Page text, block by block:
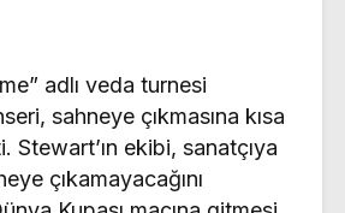
adlı veda turnesi
sahneye çıkmasına kısa
Stewart’ın ekibi, sanatçıya
çıkamayacağını